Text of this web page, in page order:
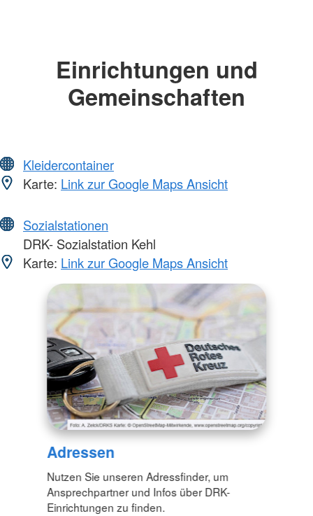
Einrichtungen und
Gemeinschaften
Kleidercontainer
Karte: Link zur Google Maps Ansicht
Sozialstationen
DRK- Sozialstation Kehl
Karte: Link zur Google Maps Ansicht
Adressen
Nutzen Sie unseren Adressfinder, um
Ansprechpartner und Infos über DRK-
Einrichtungen zu finden.